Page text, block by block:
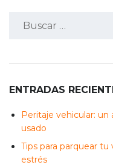
ENTRADAS
Peritaje vehicular: un
usado
Tips para parquear
estrés